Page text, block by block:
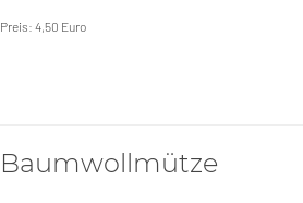
Preis: 4,50 Euro
Baumwollmütze